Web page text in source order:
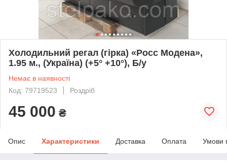
Холодильний регал (гірка) «Росс Модена»,
1.95 м., (Україна) (+5° +10°), Б/у
Немає в наявності
Код: 79719523
Роздріб
45 000 ₴
Опис Характеристики Доставка Оплата Умови